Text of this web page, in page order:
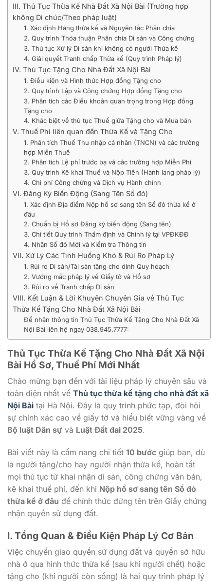
III. Thủ Tục Thừa Kế Nhà Đất Xã Nội Bài (Trường hợp
không Di chúc/Theo pháp luật)
1. Xác định Hàng thừa kế và Nguyên tắc Phân chia
2. Quy trình Thỏa thuận Phân chia Di sản và Công chứng
3. Thủ tục Xử lý Di sản khi không có người Thừa kế
4. Giải quyết Tranh chấp Thừa kế (Quy trình Pháp lý)
IV. Thủ Tục Tặng Cho Nhà Đất Xã Nội Bài
1. Điều kiện và Hình thức Hợp đồng Tặng cho
2. Quy trình Lập và Công chứng Hợp đồng Tặng cho
3. Phân tích các Điều khoản quan trọng trong Hợp đồng
Tặng cho
4. Khác biệt về thủ tục Thuế giữa Tặng cho và Mua bán
V. Thuế Phí liên quan đến Thừa Kế và Tặng Cho
1. Phân tích Thuế Thu nhập cá nhân (TNCN) và các trường
hợp Miễn Thuế
2. Phân tích Lệ phí trước bạ và các trường hợp Miễn Phí
3. Quy trình Kê khai Thuế và Nộp Tiền (Hành lang pháp lý)
4. Chi phí Công chứng và Dịch vụ Hành chính
VI. Đăng Ký Biến Động (Sang Tên Sổ đỏ)
1. Xác định Địa điểm Nộp hồ sơ sang tên Sổ đỏ thừa kế ở
đâu
2. Chuẩn bị Hồ sơ Đăng ký biến động (Sang tên)
3. Chi tiết Quy trình Thẩm định và Chỉnh lý tại VPĐKĐĐ
4. Nhận Sổ đỏ Mới và Kiểm tra Thông tin
VII. Xử Lý Các Tình Huống Khó & Rủi Ro Pháp Lý
1. Rủi ro Di sản/Tài sản tặng cho dính Quy hoạch
2. Vướng mắc pháp lý về Giấy tờ và Hồ sơ
3. Rủi ro về Tranh chấp Di sản
VIII. Kết Luận & Lời Khuyên Chuyên Gia về Thủ Tục
Thừa Kế Tặng Cho Nhà Đất Xã Nội Bài
Để nhận thông tin Thủ Tục Thừa Kế Tặng Cho Nhà Đất Xã
Nội Bài liên hệ ngay 038.945.7777:
Thủ Tục Thừa Kế Tặng Cho Nhà Đất Xã Nội
Bài Hồ Sơ, Thuế Phí Mới Nhất
Chào mừng bạn đến với tài liệu pháp lý chuyên sâu và
toàn diện nhất về Thủ tục thừa kế tặng cho nhà đất xã
Nội Bài tại Hà Nội. Đây là quy trình phức tạp, đòi hỏi
sự chính xác cao về giấy tờ và hiểu biết vững vàng về
Bộ luật Dân sự và Luật Đất đai 2025.
Bài viết này là cẩm nang chi tiết 10 bước giúp bạn, dù
là người tặng/cho hay người nhận thừa kế, hoàn tất
mọi thủ tục từ khai nhận di sản, công chứng văn bản,
kê khai thuế phí, đến khi Nộp hồ sơ sang tên Sổ đỏ
thừa kế ở đâu để chính thức đứng tên trên Giấy chứng
nhận quyền sử dụng đất.
I. Tổng Quan & Điều Kiện Pháp Lý Cơ Bản
Việc chuyển giao quyền sử dụng đất và quyền sở hữu
nhà ở qua hình thức thừa kế (sau khi người chết) hoặc
tặng cho (khi người còn sống) là hai quy trình pháp lý